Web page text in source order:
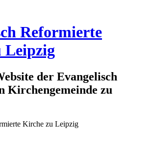
Reformierte
Leipzig
der Evangelisch
Kirchengemeinde zu